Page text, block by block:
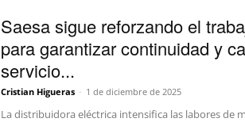
Saesa sigue reforzando el
para garantizar continuidad y
servicio...
Cristian Higueras - 1 de diciembre de 2025
La distribuidora eléctrica intensifica las labores de